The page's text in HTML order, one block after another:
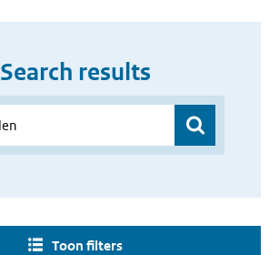
Search results
Toon filters